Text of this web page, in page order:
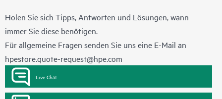
Holen Sie sich Tipps, Antworten und Lösungen, wann
immer Sie diese benötigen.
Für allgemeine Fragen senden Sie uns eine E-Mail an
hpestore.quote-request@hpe.com
Live Chat